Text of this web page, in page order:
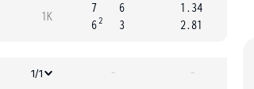
1K
7
62
6
3
1.34
2.81
1/1 - -